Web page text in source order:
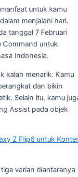
untuk kamu
menjalani hari.
tanggal 7 Februari
Command untuk
Indonesia.
kalah menarik. Kamu
dan bikin
Selain itu, kamu
Assist pada objek
Z Flip6 untuk
varian diantaranya